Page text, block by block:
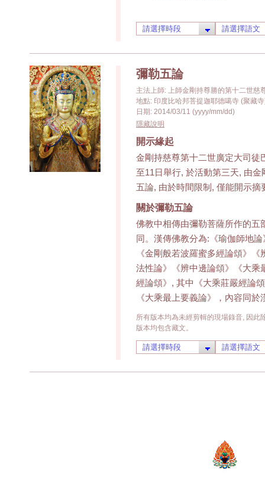
彌勒五論
主法上師: 上師金剛持尊勝的第十二世慈
地點: 印度比哈邦菩提迦耶德噶寺 (聚藏
日期: 2014/03/11 (yyyy/mm/dd)
隱藏說明
開示緣起
金剛持慈尊第十二世廣定大司徒
至11日舉行, 於活動第三天, 由
五論, 由於時間限制, 僅能開示摘
關於彌勒五論
佛教中相傳由彌勒菩薩所作的五
同。漢傳佛教分為:《瑜伽師地
《金剛般若波羅蜜多經論頌》
法性論》《辨中邊論頌》《大乘
經論頌》, 其中《大乘莊嚴經論
《大乘最上要義論》，內容同
所有版本均為未經剪輯的現場錄音, 因此
版本均包含藏文。